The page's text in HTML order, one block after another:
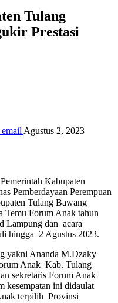
Tulang
Prestasi
email Agustus 2, 2023
Kabupaten
Pemberdayaan Perempuan
Tulang Bawang
Temu Forum Anak tahun
Lampung dan acara
hingga 2 Agustus 2023.
yakni Ananda M.Dzaky
Anak Kab. Tulang
sekretaris Forum Anak
kesempatan ini didaulat
terpilih Provinsi